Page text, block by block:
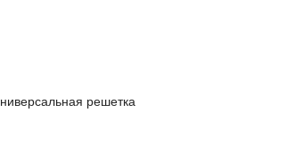
решетка